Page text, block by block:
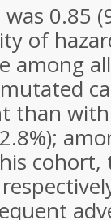
0.85
of
among
than